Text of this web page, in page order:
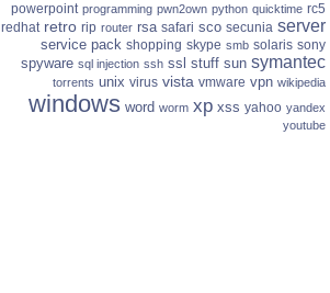
powerpoint programming pwn2own python quicktime rc5
redhat retro rip router rsa safari sco secunia server
service pack shopping skype smb solaris sony
spyware sql injection ssh ssl stuff sun symantec
torrents unix virus vista vmware vpn wikipedia
windows word worm xp xss yahoo yandex
youtube